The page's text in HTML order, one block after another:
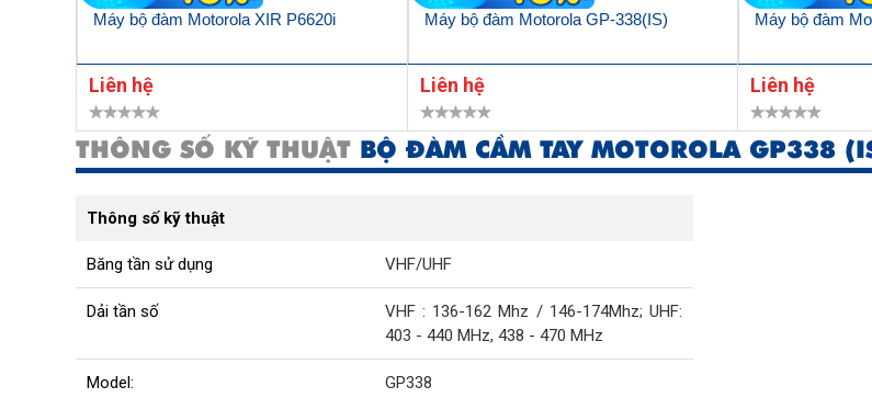
Máy bộ đàm Motorola XIR P6620i
Liên hệ
Máy bộ đàm Motorola GP-338(IS)
Liên hệ
Máy bộ đàm
Liên hệ
THÔNG SỐ KỸ THUẬT BỘ ĐÀM CẦM TAY MOTOROLA GP338
Thông số kỹ thuật
Băng tần sử dụng VHF/UHF
Dải tần số
VHF : 136-162 Mhz / 146-174Mhz; UHF:
403 - 440 MHz, 438 - 470 MHz
Model: GP338